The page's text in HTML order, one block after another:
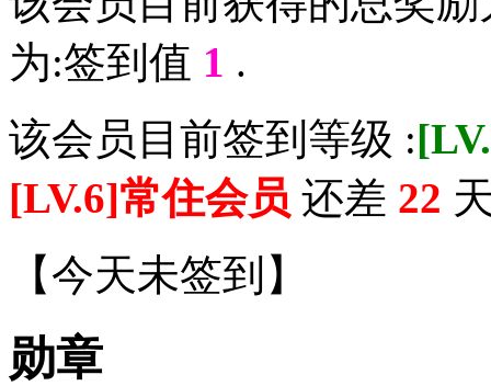
为:签到值 1 .
该会员目前签到等级 :
[LV.6]常住会员 还差 22
【今天未签到 】
勋章